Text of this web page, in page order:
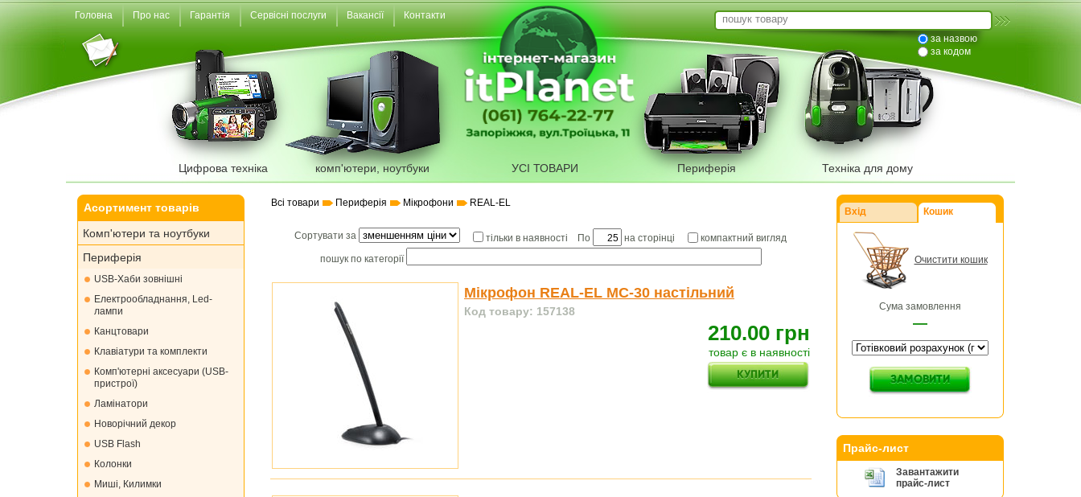
Головна Про нас Гарантія Сервісні послуги Вакансії Контакти
Цифрова техніка комп'ютери, ноутбуки УСІ ТОВАРИ Периферія Техніка для дому
за назвою
за кодом
Асортимент товарів
Комп'ютери та ноутбуки
Периферія
USB-Хаби зовнішні
Електрообладнання, Led-
лампи
Канцтовари
Клавіатури та комплекти
Комп'ютерні аксесуари (USB-
пристрої)
Ламінатори
Новорічний декор
USB Flash
Колонки
Миші, Килимки
Всі товари Периферія Мікрофони REAL-EL
Сортувати за тільки в наявності По на сторінці
компактний вигляд
пошук по категорії
Мікрофон REAL-EL MC-30 настільний
Код товару: 157138
210.00 грн
товар є в наявності
Вхід Кошик
Очистити кошик
Сума замовлення
—
Прайс-лист
Завантажити
прайс-лист